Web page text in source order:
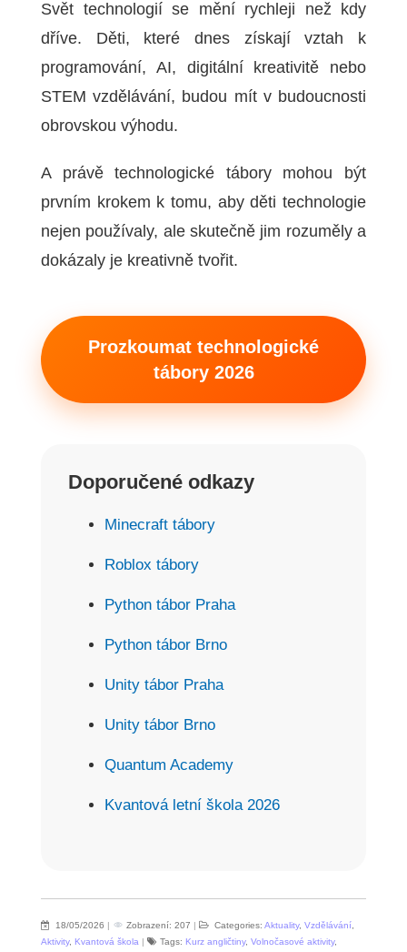
Svět technologií se mění rychleji než kdy
dříve. Děti, které dnes získají vztah k
programování, AI, digitální kreativitě nebo
STEM vzdělávání, budou mít v budoucnosti
obrovskou výhodu.
A právě technologické tábory mohou být
prvním krokem k tomu, aby děti technologie
nejen používaly, ale skutečně jim rozuměly a
dokázaly je kreativně tvořit.
Prozkoumat technologické
tábory 2026
Doporučené odkazy
Minecraft tábory
Roblox tábory
Python tábor Praha
Python tábor Brno
Unity tábor Praha
Unity tábor Brno
Quantum Academy
Kvantová letní škola 2026
18/05/2026 Zobrazení: 207 Categories: Aktuality, Vzdělávání,
Aktivity, Kvantová škola Tags: Kurz angličtiny, Volnočasové aktivity,